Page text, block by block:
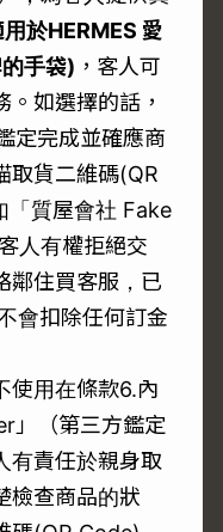
用於HERMES 愛
手袋) ，客人可
。如選擇的話，
定完成並確應商
取貨二維碼(QR
「質屋會社 Fake
人有權拒絕交
鄰住買客服，已
會扣除任何訂金
使用在條款6.內
」（第三方鑑定
有責任於親身取
檢查商品的狀